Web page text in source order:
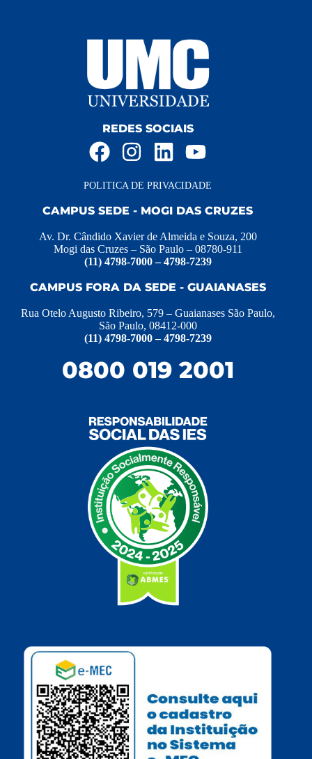
REDES SOCIAIS
POLITICA DE PRIVACIDADE
CAMPUS SEDE - MOGI DAS CRUZES
Av. Dr. Cândido Xavier de Almeida e Souza, 200
Mogi das Cruzes – São Paulo – 08780-911
(11) 4798-7000 – 4798-7239
CAMPUS FORA DA SEDE - GUAIANASES
Rua Otelo Augusto Ribeiro, 579 – Guaianases São Paulo,
São Paulo, 08412-000
(11) 4798-7000 – 4798-7239
0800 019 2001